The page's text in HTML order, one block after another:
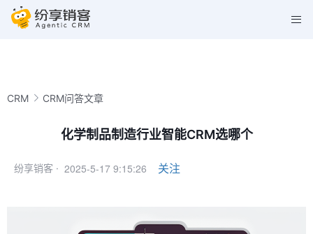
CRM CRM问答文章
化学制品制造行业智能CRM选哪个
纷享销客 · 2025-5-17 9:15:26 关注